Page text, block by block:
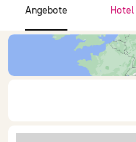
Angebote Hotel